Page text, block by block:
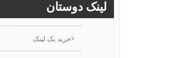
لینک دوستان
خرید بک لینک